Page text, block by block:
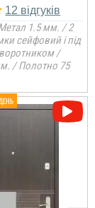
12
1.5 мм. / 2
сейфовий і під
/
/ Полотно 75